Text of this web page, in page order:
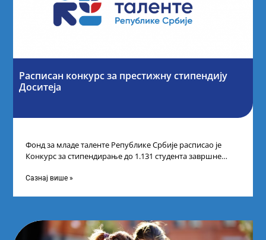
Расписан конкурс за престижну стипендију
Доситеја
Фонд за младе таленте Републике Србије расписао је
Конкурс за стипендирање до 1.131 студента завршне
Сазнај више »